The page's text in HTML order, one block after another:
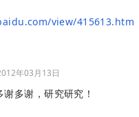
view/415613.htm
年03月13日
谢多谢，研究研究！